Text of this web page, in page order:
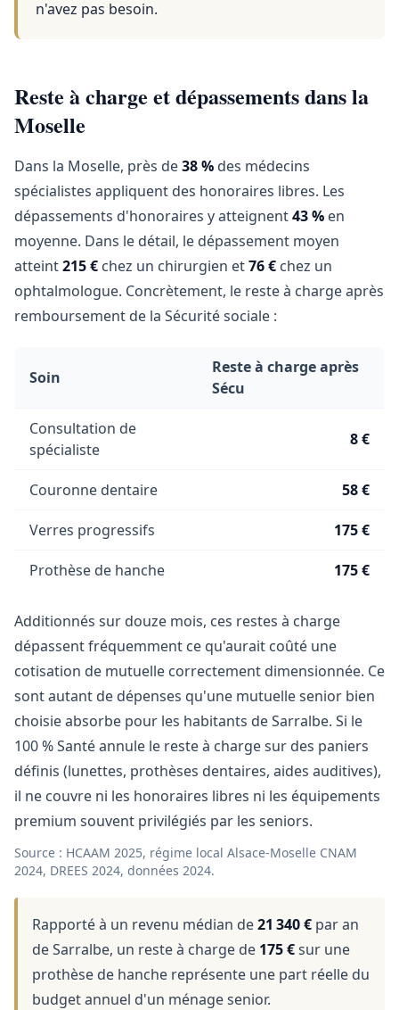
n'avez pas besoin.
Reste à charge et dépassements dans la
Moselle
Dans la Moselle, près de38 % des médecins
spécialistes appliquent des honoraires libres. Les
dépassements d'honoraires y atteignent43 % en
moyenne. Dans le détail, le dépassement moyen
atteint215 € chez un chirurgien et76 € chez un
ophtalmologue. Concrètement, le reste à charge après
remboursement de la Sécurité sociale :
Soin
Reste à charge après
Sécu
Consultation de
spécialiste
8 €
Couronne dentaire 58 €
Verres progressifs 175 €
Prothèse de hanche 175 €
Additionnés sur douze mois, ces restes à charge
dépassent fréquemment ce qu'aurait coûté une
cotisation de mutuelle correctement dimensionnée. Ce
sont autant de dépenses qu'une mutuelle senior bien
choisie absorbe pour les habitants de Sarralbe. Si le
100 % Santé annule le reste à charge sur des paniers
définis (lunettes, prothèses dentaires, aides auditives),
il ne couvre ni les honoraires libres ni les équipements
premium souvent privilégiés par les seniors.
Source : HCAAM 2025, régime local Alsace-Moselle CNAM
2024, DREES 2024, données 2024.
Rapporté à un revenu médian de21 340 € par an
de Sarralbe, un reste à charge de 175 €sur une
prothèse de hanche représente une part réelle du
budget annuel d'un ménage senior.